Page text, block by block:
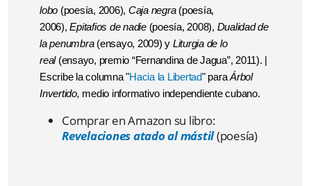
lobo (poesía, 2006), Caja negra(poesía,
2006),Epitafios de nadie(poesía, 2008), Dualidad de
la penumbra(ensayo, 2009) y Liturgia de lo
real(ensayo, premio “Fernandina de Jagua”, 2011). |
Escribe la columna "Hacia la Libertad" paraÁrbol
Invertido, medio informativo independiente cubano.
Comprar en Amazon su libro:
Revelaciones atado al mástil(poesía)